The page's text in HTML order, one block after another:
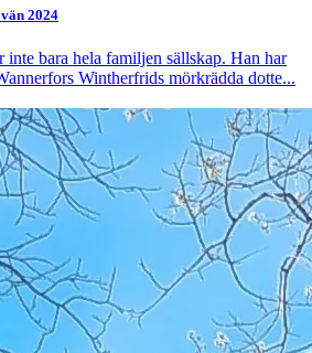
2024
inte bara hela familjen sällskap. Han har
Wintherfrids mörkrädda dotte...